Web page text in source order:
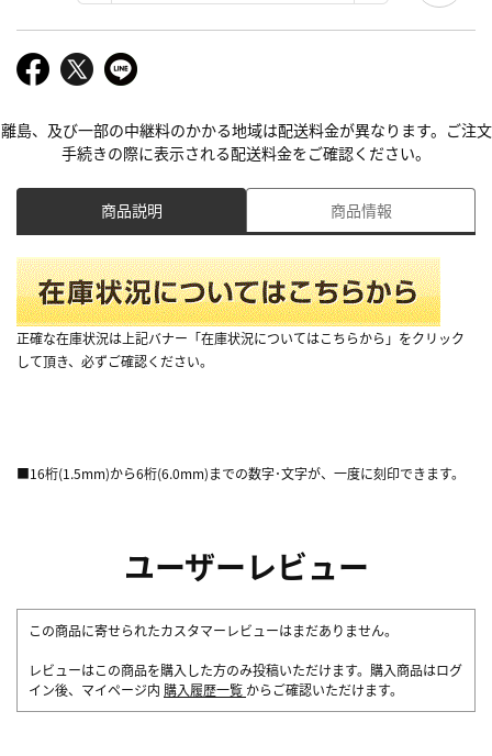
離島、及び一部の中継料のかかる地域は配送料金が異なります。ご注文
手続きの際に表示される配送料金をご確認ください。
商品説明 商品情報
正確な在庫状況は上記バナー「在庫状況についてはこちらから」をクリック
して頂き、必ずご確認ください。
■16桁(1.5mm)から6桁(6.0mm)までの数字･文字が、一度に刻印できます。
ユーザーレビュー
この商品に寄せられたカスタマーレビューはまだありません。
レビューはこの商品を購入した方のみ投稿いただけます。購入商品はログ
イン後、マイページ内 購入履歴一覧 からご確認いただけます。